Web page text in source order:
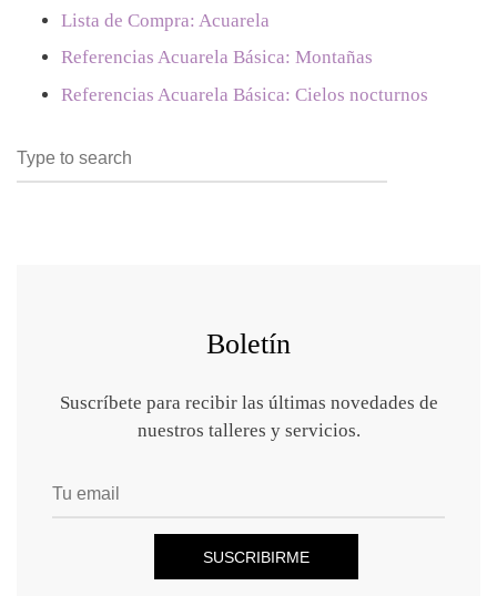
Lista de Compra: Acuarela
Referencias Acuarela Básica: Montañas
Referencias Acuarela Básica: Cielos nocturnos
Search
for:
Boletín
Suscríbete para recibir las últimas novedades de
nuestros talleres y servicios.